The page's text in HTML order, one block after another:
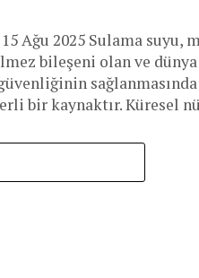
Ağu 2025 Sulama suyu,
bileşeni olan ve dünya
bir kaynaktır. Küresel